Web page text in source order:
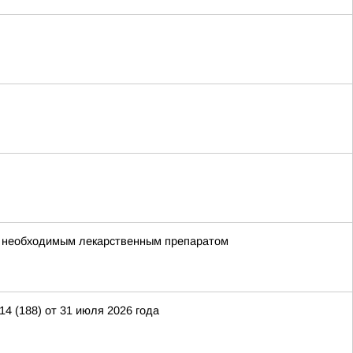
лекарственным препаратом
(188) от 31 июля 2026 года